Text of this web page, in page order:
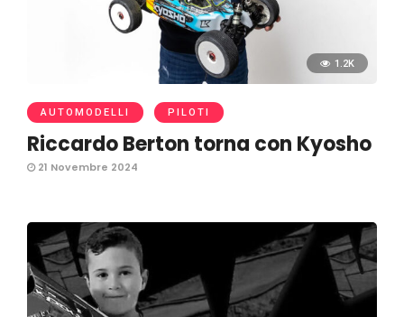
1.2K
AUTOMODELLI PILOTI
Riccardo Berton torna con Kyosho
21 Novembre 2024